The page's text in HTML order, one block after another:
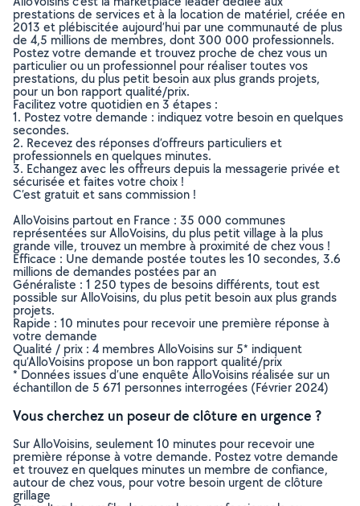
prestations de services et à la location de matériel, créée en
2013 et plébiscitée aujourd’hui par une communauté de plus
de 4,5 millions de membres, dont 300 000 professionnels.
Postez votre demande et trouvez proche de chez vous un
particulier ou un professionnel pour réaliser toutes vos
prestations, du plus petit besoin aux plus grands projets,
pour un bon rapport qualité/prix.
Facilitez votre quotidien en 3 étapes :
1. Postez votre demande : indiquez votre besoin en quelques
secondes.
2. Recevez des réponses d’offreurs particuliers et
professionnels en quelques minutes.
3. Echangez avec les offreurs depuis la messagerie privée et
sécurisée et faites votre choix !
C’est gratuit et sans commission !
AlloVoisins partout en France : 35 000 communes
représentées sur AlloVoisins, du plus petit village à la plus
grande ville, trouvez un membre à proximité de chez vous !
Efficace : Une demande postée toutes les 10 secondes, 3.6
millions de demandes postées par an
Généraliste : 1 250 types de besoins différents, tout est
possible sur AlloVoisins, du plus petit besoin aux plus grands
projets.
Rapide : 10 minutes pour recevoir une première réponse à
votre demande
Qualité / prix : 4 membres AlloVoisins sur 5* indiquent
qu’AlloVoisins propose un bon rapport qualité/prix
* Données issues d’une enquête AlloVoisins réalisée sur un
échantillon de 5 671 personnes interrogées (Février 2024)
Vous cherchez un poseur de clôture en urgence ?
Sur AlloVoisins, seulement 10 minutes pour recevoir une
première réponse à votre demande. Postez votre demande
et trouvez en quelques minutes un membre de confiance,
autour de chez vous, pour votre besoin urgent de clôture
grillage